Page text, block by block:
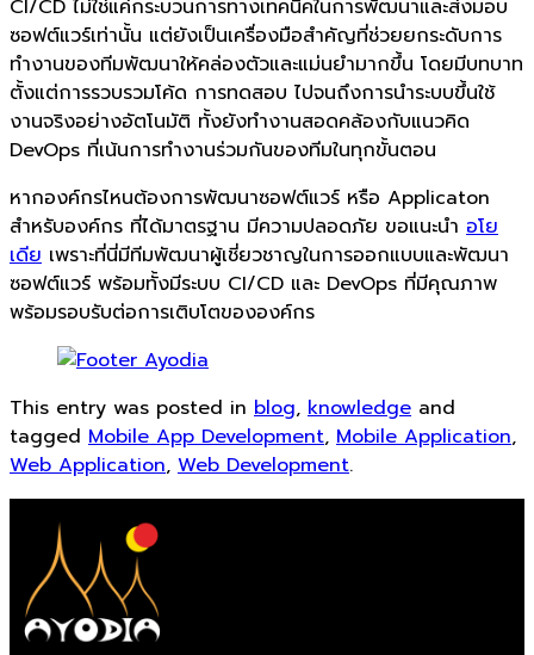
CI/CD ไม่ใช่แค่กระบวนการทางเทคนิคในการพัฒนาและส่งมอบ
ซอฟต์แวร์เท่านั้น แต่ยังเป็นเครื่องมือสำคัญที่ช่วยยกระดับการ
ทำงานของทีมพัฒนาให้คล่องตัวและแม่นยำมากขึ้น โดยมีบทบาท
ตั้งแต่การรวบรวมโค้ด การทดสอบ ไปจนถึงการนำระบบขึ้นใช้
งานจริงอย่างอัตโนมัติ ทั้งยังทำงานสอดคล้องกับแนวคิด
DevOps ที่เน้นการทำงานร่วมกันของทีมในทุกขั้นตอน
หากองค์กรไหนต้องการพัฒนาซอฟต์แวร์ หรือ Applicaton
สำหรับองค์กร ที่ได้มาตรฐาน มีความปลอดภัย ขอแนะนำ อโย
เดีย เพราะที่นี่มีทีมพัฒนาผู้เชี่ยวชาญในการออกแบบและพัฒนา
ซอฟต์แวร์ พร้อมทั้งมีระบบ CI/CD และ DevOps ที่มีคุณภาพ
พร้อมรอบรับต่อการเติบโตขององค์กร
This entry was posted in blog, knowledge and
tagged Mobile App Development, Mobile Application,
Web Application, Web Development.